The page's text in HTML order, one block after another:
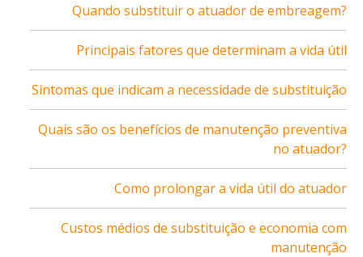
Quando substituir o atuador de embreagem?
Principais fatores que determinam a vida útil
Sintomas que indicam a necessidade de substituição
Quais são os benefícios de manutenção preventiva
no atuador?
Como prolongar a vida útil do atuador
Custos médios de substituição e economia com
manutenção